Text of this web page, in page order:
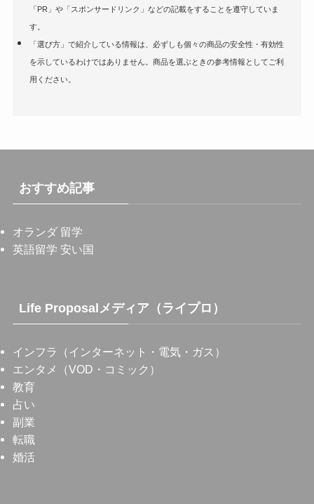
「PR」や「スポンサードリンク」などの記載をすることを遵守していま
す。
「選び方」で紹介している情報は、必ずしも個々の商品の安全性・有効性
を示しているわけではありません。商品を選ぶときの参考情報としてご利
用ください。
おすすめ記事
オランダ 留学
英語留学 安い国
Life Proposalメディア（ライプロ）
インフラ（インターネット・電気・ガス）
エンタメ（VOD・コミック）
教育
占い
副業
転職
婚活